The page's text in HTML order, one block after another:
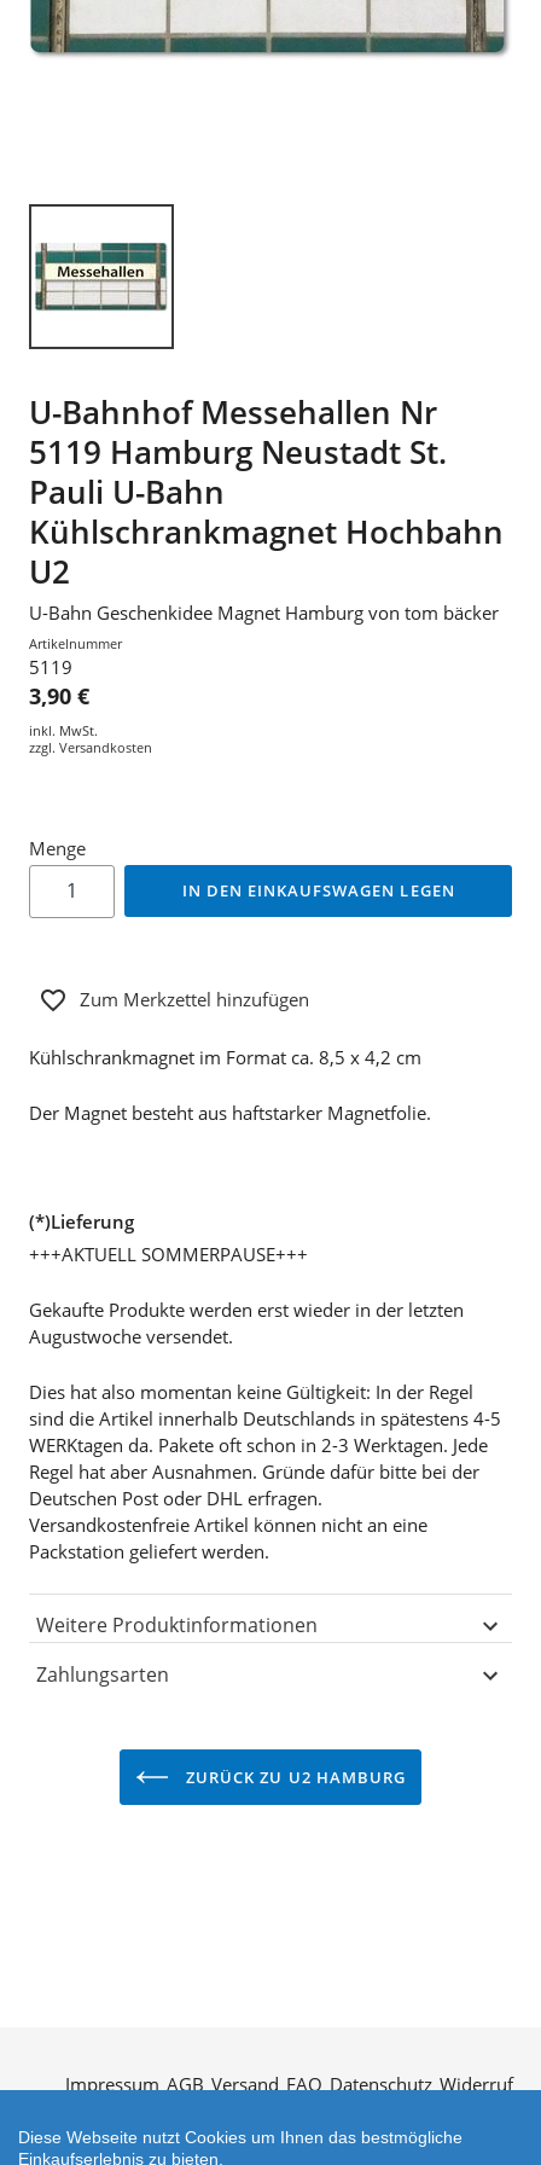
U-Bahnhof Messehallen Nr
5119 Hamburg Neustadt St.
Pauli U-Bahn
Kühlschrankmagnet Hochbahn
U2
U-Bahn Geschenkidee Magnet Hamburg von tom bäcker
Artikelnummer
5119
3,90 €
inkl. MwSt.
zzgl. Versandkosten
Menge
IN DEN EINKAUFSWAGEN LEGEN
Zum Merkzettel hinzufügen
Kühlschrankmagnet im Format ca. 8,5 x 4,2 cm
Der Magnet besteht aus haftstarker Magnetfolie.
(*)Lieferung
+++AKTUELL SOMMERPAUSE+++
Gekaufte Produkte werden erst wieder in der letzten
Augustwoche versendet.
Dies hat also momentan keine Gültigkeit: In der Regel
sind die Artikel innerhalb Deutschlands in spätestens 4-5
WERKtagen da. Pakete oft schon in 2-3 Werktagen. Jede
Regel hat aber Ausnahmen. Gründe dafür bitte bei der
Deutschen Post oder DHL erfragen.
Versandkostenfreie Artikel können nicht an eine
Packstation geliefert werden.
Weitere Produktinformationen
Zahlungsarten
ZURÜCK ZU U2 HAMBURG
Impressum AGB Versand FAQ Datenschutz Widerruf
Diese Webseite nutzt Cookies um Ihnen das bestmögliche
Einkaufserlebnis zu bieten.